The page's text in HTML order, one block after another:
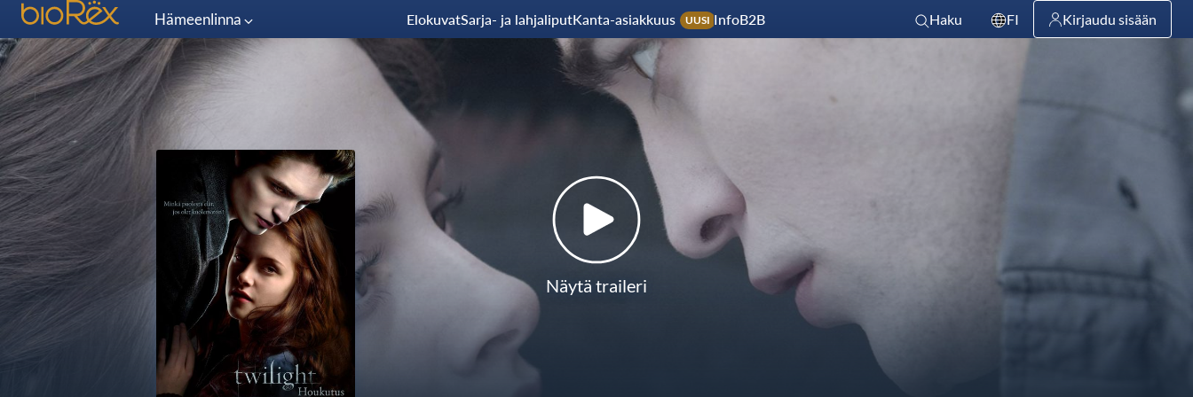
Hämeenlinna ElokuvatSarja- ja lahjaliputKanta-asiakkuus UUSI InfoB2B Haku FI Kirjaudu sisään
Näytä traileri